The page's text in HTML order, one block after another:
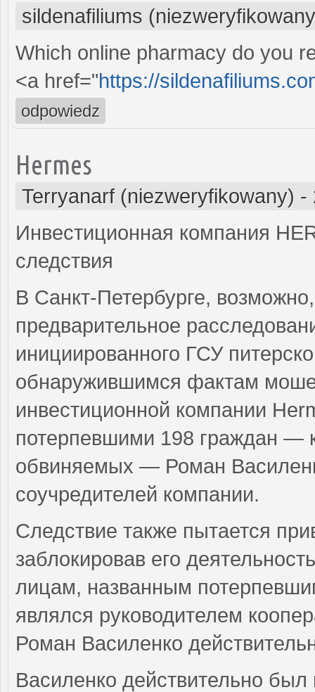
sildenafiliums
Which online pharmacy do you
<a href="https://
odpowiedz
Hermes
Terryanarf (niezweryfikowany) -
Инвестиционная компания
следствия
В Санкт-Петербурге,
предварительное
инициированного ГСУ
обнаружившимся фактам
инвестиционной компании
потерпевшими 198 граждан —
обвиняемых — Роман
соучредителей компании.
Следствие также пытается
заблокировав его
лицам, названным
являлся руководителем
Роман Василенко
Василенко действительно